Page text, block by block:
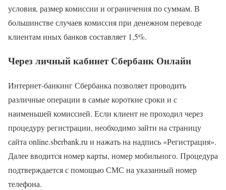
условия, размер комиссии и ограничения по суммам. В
большинстве случаев комиссия при денежном переводе
клиентам иных банков составляет 1,5%.
Через личный кабинет Сбербанк Онлайн
Интернет-банкинг Сбербанка позволяет проводить
различные операции в самые короткие сроки и с
наименьшей комиссией. Если клиент не проходил через
процедуру регистрации, необходимо зайти на страницу
сайта online.sberbank.ru и нажать на надпись «Регистрация».
Далее вводится номер карты, номер мобильного. Процедура
подтверждается с помощью СМС на указанный номер
телефона.